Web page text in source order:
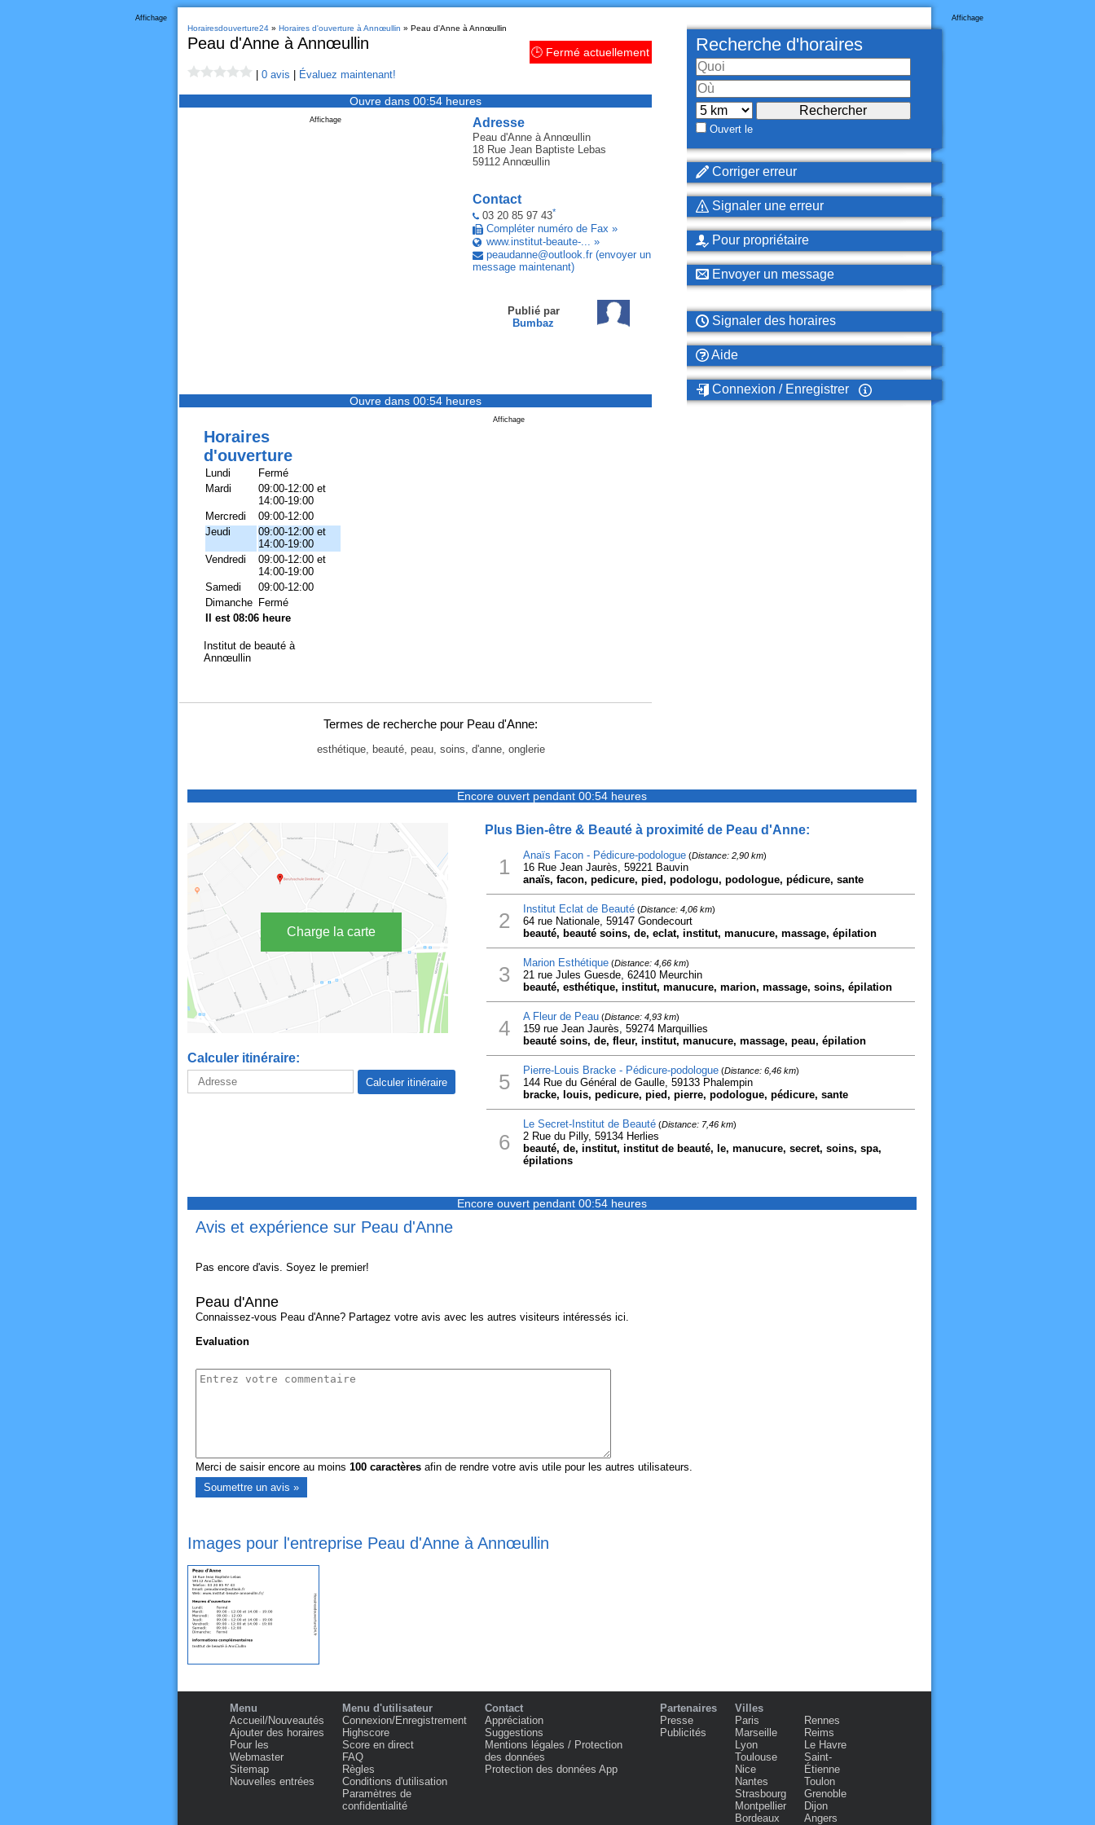
Affichage
Horairesdouverture24» Horaires d'ouverture à Annœullin » Peau d'Anne à Annœullin
Peau d'Anne à Annœullin 🕒 Fermé actuellement
0 avis Évaluez maintenant!
Ouvre dans 00:54 heures
Adresse
Peau d'Anneà Annœullin
18 Rue Jean Baptiste Lebas
59112 Annœullin
Contact
03 20 85 97 43*
Compléter numéro de Fax »
www.institut-beaute-... »
peaudanne@outlook.fr (envoyer un
message maintenant)
Publié par
Bumbaz
Affichage
Ouvre dans 00:54 heures
Affichage
Horaires
d'ouverture
Lundi
Fermé
Mardi
09:00-12:00 et
14:00-19:00
Mercredi
09:00-12:00
Jeudi
09:00-12:00 et
14:00-19:00
Vendredi
09:00-12:00 et
14:00-19:00
Samedi
09:00-12:00
Dimanche
Fermé
Il est 08:06 heure
Institut de beauté à
Annœullin
Termes de recherche pour Peau d'Anne:
esthétique, beauté, peau, soins, d'anne, onglerie
Affichage
Recherche d'horaires
Ouvert le
Corriger erreur
Signaler une erreur
Pour propriétaire
Envoyer un message
Signaler des horaires
Aide
Connexion / Enregistrer
Encore ouvert pendant 00:54 heures
Charge la carte
Calculer itinéraire:
Plus Bien-être & Beauté à proximité de Peau d'Anne:
1 Anaïs Facon - Pédicure-podologue(Distance: 2,90 km)
16 Rue Jean Jaurès, 59221 Bauvin
anaïs, facon, pedicure, pied, podologu, podologue, pédicure, sante
2 Institut Eclat de Beauté(Distance: 4,06 km)
64 rue Nationale, 59147 Gondecourt
beauté, beauté soins, de, eclat, institut, manucure, massage, épilation
3 Marion Esthétique(Distance: 4,66 km)
21 rue Jules Guesde, 62410 Meurchin
beauté, esthétique, institut, manucure, marion, massage, soins, épilation
4 A Fleur de Peau(Distance: 4,93 km)
159 rue Jean Jaurès, 59274 Marquillies
beauté soins, de, fleur, institut, manucure, massage, peau, épilation
5 Pierre-Louis Bracke - Pédicure-podologue(Distance: 6,46 km)
144 Rue du Général de Gaulle, 59133 Phalempin
bracke, louis, pedicure, pied, pierre, podologue, pédicure, sante
6
Le Secret-Institut de Beauté(Distance: 7,46 km)
2 Rue du Pilly, 59134 Herlies
beauté, de, institut, institut de beauté, le, manucure, secret, soins, spa,
épilations
Encore ouvert pendant 00:54 heures
Avis et expérience sur Peau d'Anne
Pas encore d'avis. Soyez le premier!
Peau d'Anne
Connaissez-vous Peau d'Anne? Partagez votre avis avec les autres visiteurs intéressés ici.
Evaluation
Merci de saisir encore au moins 100caractèresafin de rendre votre avis utile pour les autres utilisateurs.
Images pour l'entreprise Peau d'Anne à Annœullin
Menu
Accueil/Nouveautés
Ajouter des horaires
Pour les
Webmaster
Sitemap
Nouvelles entrées
Menu d'utilisateur
Connexion/Enregistrement
Highscore
Score en direct
FAQ
Règles
Conditions d'utilisation
Paramètres de
confidentialité
Contact
Appréciation
Suggestions
Mentions légales / Protection
des données
Protection des données App
Partenaires
Presse
Publicités
Villes
Paris
Marseille
Lyon
Toulouse
Nice
Nantes
Strasbourg
Montpellier
Bordeaux
Rennes
Reims
Le Havre
Saint-
Étienne
Toulon
Grenoble
Dijon
Angers